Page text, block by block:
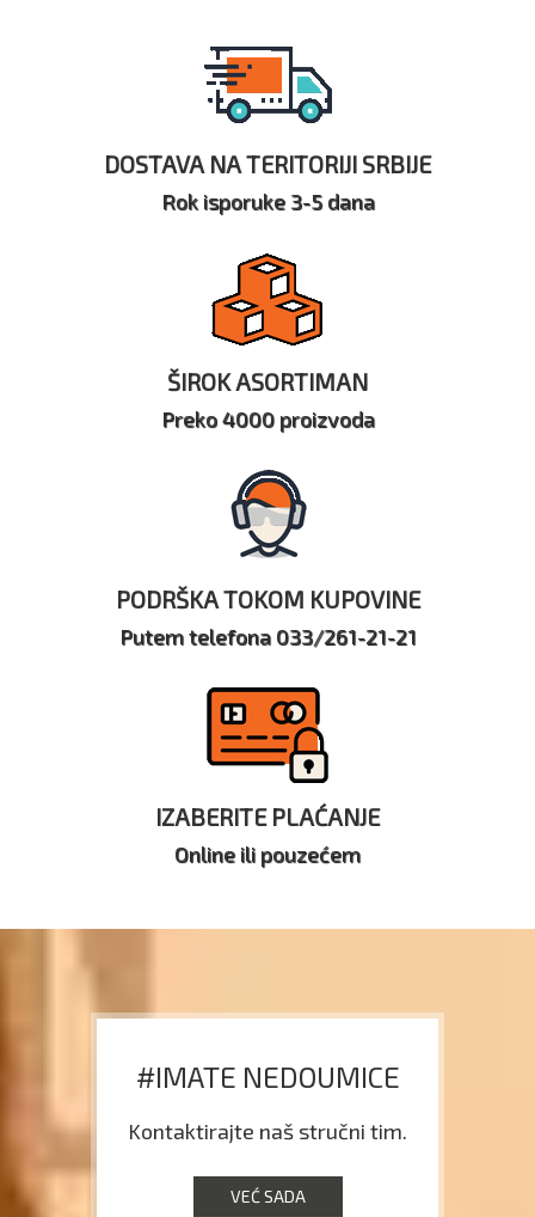
DOSTAVA NA TERITORIJI SRBIJE
Rok isporuke 3-5 dana
ŠIROK ASORTIMAN
Preko 4000 proizvoda
PODRŠKA TOKOM KUPOVINE
Putem telefona 033/261-21-21
IZABERITE PLAĆANJE
Online ili pouzećem
#IMATE NEDOUMICE
Kontaktirajte naš stručni tim.
VEĆ SADA